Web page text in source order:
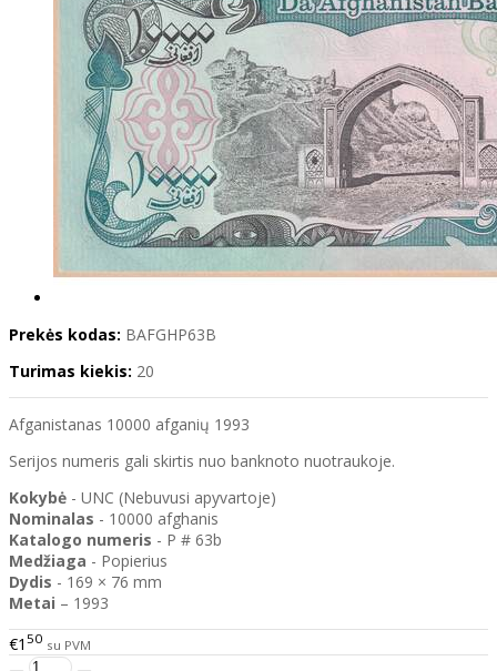
Prekės kodas: BAFGHP63B
Turimas kiekis: 20
Afganistanas 10000 afganių 1993
Serijos numeris gali skirtis nuo banknoto nuotraukoje.
Kokybė - UNC (Nebuvusi apyvartoje)
Nominalas - 10000 afghanis
Katalogo numeris - P # 63b
Medžiaga - Popierius
Dydis - 169 × 76 mm
Metai – 1993
€1 50 su PVM